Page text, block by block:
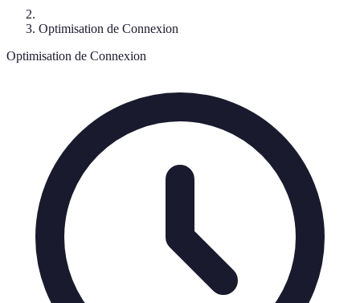
Optimisation de Connexion
Optimisation de Connexion